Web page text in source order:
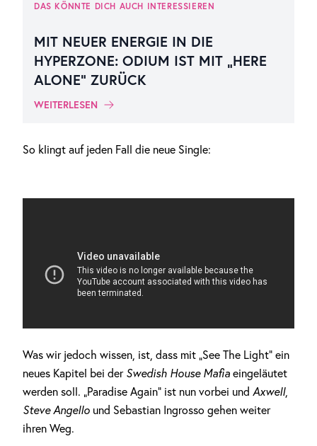
DAS KÖNNTE DICH AUCH INTERESSIEREN
MIT NEUER ENERGIE IN DIE
HYPERZONE: ODIUM IST MIT „HERE
ALONE“ ZURÜCK
WEITERLESEN
So klingt auf jeden Fall die neue Single:
Anzeige
Was wir jedoch wissen, ist, dass mit „See The Light“ ein
neues Kapitel bei der Swedish House Mafia eingeläutet
werden soll. „Paradise Again“ ist nun vorbei und Axwell,
Steve Angello und Sebastian Ingrosso gehen weiter
ihren Weg.